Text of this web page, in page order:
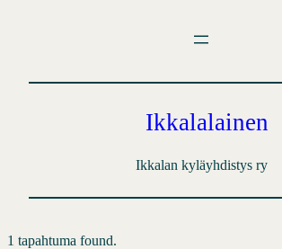
Ikkalalainen
Ikkalan kyläyhdistys ry
1 tapahtuma found.